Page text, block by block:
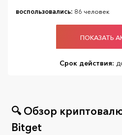
воспользовались: 86 человек
ПОКАЗАТЬ
Срок действия:
🔍 Обзор
Bitget